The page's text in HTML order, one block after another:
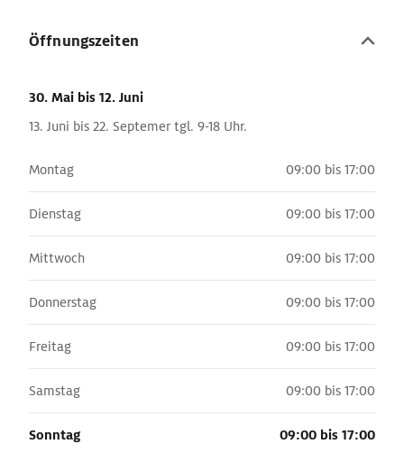
Öffnungszeiten
30. Mai bis 12. Juni
13. Juni bis 22. Septemer tgl. 9-18 Uhr.
Montag 09:00 bis 17:00
Dienstag 09:00 bis 17:00
Mittwoch 09:00 bis 17:00
Donnerstag 09:00 bis 17:00
Freitag 09:00 bis 17:00
Samstag 09:00 bis 17:00
Sonntag 09:00 bis 17:00